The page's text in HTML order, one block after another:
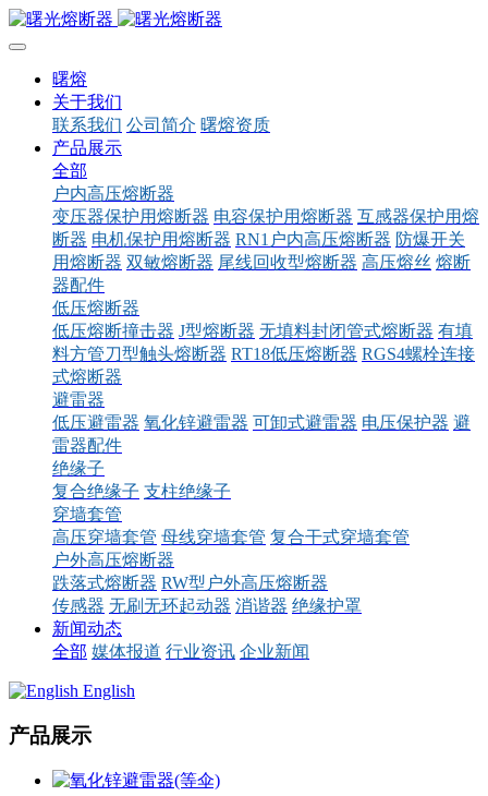
曙熔
关于我们
联系我们 公司简介 曙熔资质
产品展示
全部
户内高压熔断器
变压器保护用熔断器 电容保护用熔断器 互感器保护用熔
断器 电机保护用熔断器 RN1户内高压熔断器 防爆开关
用熔断器 双敏熔断器 尾线回收型熔断器 高压熔丝 熔断
器配件
低压熔断器
低压熔断撞击器 J型熔断器 无填料封闭管式熔断器 有填
料方管刀型触头熔断器 RT18低压熔断器 RGS4螺栓连接
式熔断器
避雷器
低压避雷器 氧化锌避雷器 可卸式避雷器 电压保护器 避
雷器配件
绝缘子
复合绝缘子 支柱绝缘子
穿墙套管
高压穿墙套管 母线穿墙套管 复合干式穿墙套管
户外高压熔断器
跌落式熔断器 RW型户外高压熔断器
传感器 无刷无环起动器 消谐器 绝缘护罩
新闻动态
全部 媒体报道 行业资讯 企业新闻
English
产品展示